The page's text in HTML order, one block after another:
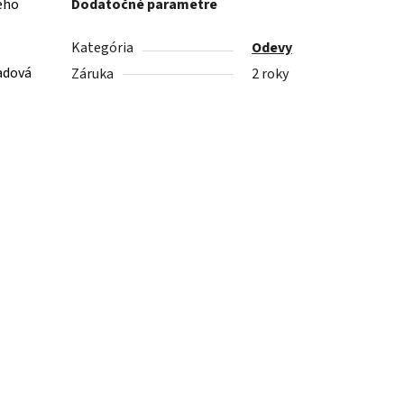
Dodatočné parametre
Kategória
Odevy
Záruka
2 roky